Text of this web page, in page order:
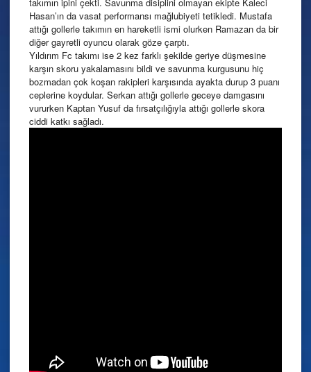
Hasan’ın da vasat performansı mağlubiyeti tetikledi. Mustafa
attığı gollerle takımın en hareketli ismi olurken Ramazan da bir
diğer gayretli oyuncu olarak göze çarptı.
Yıldırım Fc takımı ise 2 kez farklı şekilde geriye düşmesine
karşın skoru yakalamasını bildi ve savunma kurgusunu hiç
bozmadan çok koşan rakipleri karşısında ayakta durup 3 puanı
ceplerine koydular. Serkan attığı gollerle geceye damgasını
vururken Kaptan Yusuf da fırsatçılığıyla attığı gollerle skora
ciddi katkı sağladı.